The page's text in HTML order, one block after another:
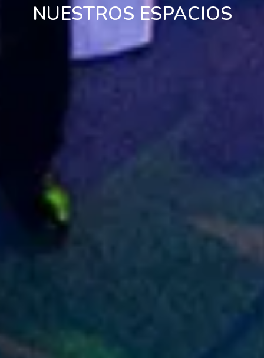
NUESTROS ESPACIOS